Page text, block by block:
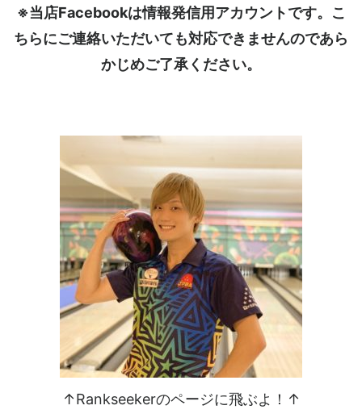
※当店Facebookは情報発信用アカウントです。こ
ちらにご連絡いただいても対応できませんのであら
かじめご了承ください。
↑Rankseekerのページに飛ぶよ！↑